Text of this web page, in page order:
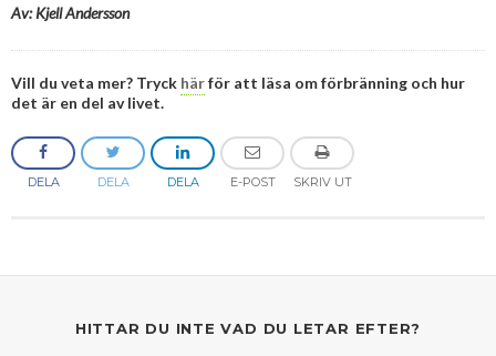
Av: Kjell Andersson
Vill du veta mer? Tryck härför att läsa om förbränning och hur
det är en del av livet.
DELA DELA DELA E-POST SKRIV UT
HITTAR DU INTE VAD DU LETAR EFTER?